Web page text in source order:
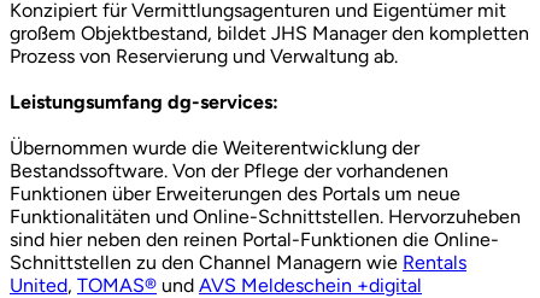
Konzipiert für Vermittlungsagenturen und Eigentümer mit
großem Objektbestand, bildet JHS Manager den kompletten
Prozess von Reservierung und Verwaltung ab.
Leistungsumfang dg-services:
Übernommen wurde die Weiterentwicklung der
Bestandssoftware. Von der Pflege der vorhandenen
Funktionen über Erweiterungen des Portals um neue
Funktionalitäten und Online-Schnittstellen. Hervorzuheben
sind hier neben den reinen Portal-Funktionen die Online-
Schnittstellen zu den Channel Managern wie Rentals
United, TOMAS® und AVS Meldeschein +digital